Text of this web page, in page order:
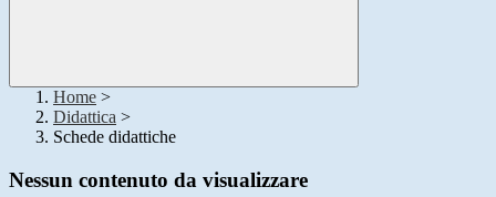
Home >
Didattica >
Schede didattiche
Nessun contenuto da visualizzare